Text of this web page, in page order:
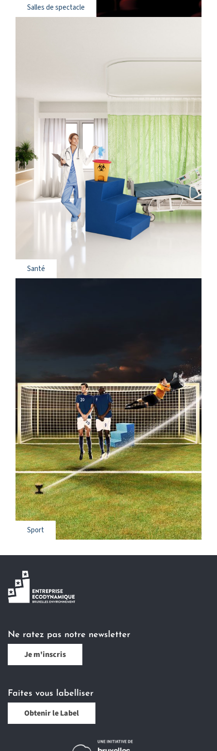
Salles de spectacle
Santé
Sport
Ne ratez pas notre newsletter
Je m'inscris
Faites vous labelliser
Obtenir le Label